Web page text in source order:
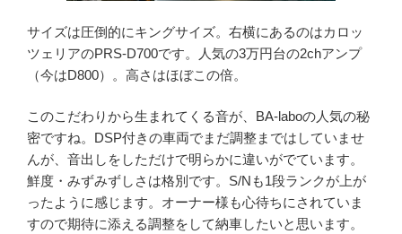
サイズは圧倒的にキングサイズ。右横にあるのはカロッ
ツェリアのPRS-D700です。人気の3万円台の2chアンプ
（今はD800）。高さはほぼこの倍。
このこだわりから生まれてくる音が、BA-laboの人気の秘
密ですね。DSP付きの車両でまだ調整まではしていませ
んが、音出しをしただけで明らかに違いがでています。
鮮度・みずみずしさは格別です。S/Nも1段ランクが上が
ったように感じます。オーナー様も心待ちにされていま
すので期待に添える調整をして納車したいと思います。